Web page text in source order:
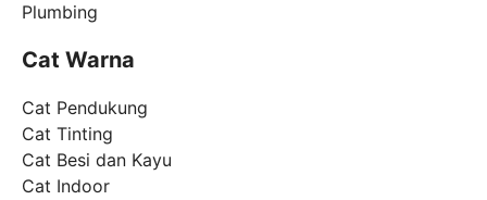
Plumbing
Cat Warna
Cat Pendukung
Cat Tinting
Cat Besi dan Kayu
Cat Indoor